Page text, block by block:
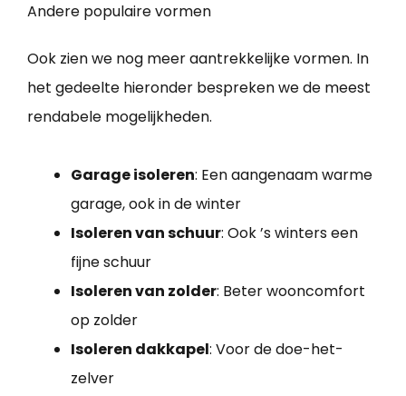
Andere populaire vormen
Ook zien we nog meer aantrekkelijke vormen. In
het gedeelte hieronder bespreken we de meest
rendabele mogelijkheden.
Garage isoleren: Een aangenaam warme
garage, ook in de winter
Isoleren van schuur: Ook ’s winters een
fijne schuur
Isoleren van zolder: Beter wooncomfort
op zolder
Isoleren dakkapel: Voor de doe-het-
zelver